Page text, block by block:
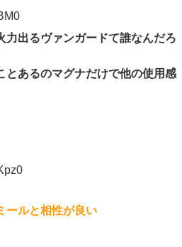
力出るヴァンガードて誰なんだろ
とあるのマグナだけで他の使用感
ールと相性が良い